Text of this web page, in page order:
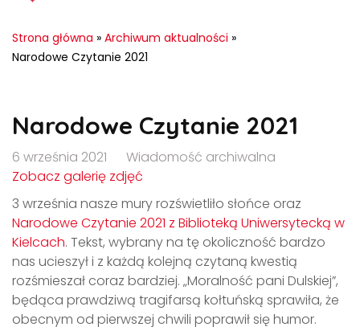
Strona główna » Archiwum aktualności »
Narodowe Czytanie 2021
Narodowe Czytanie 2021
6 września 2021
Wiadomość archiwalna
Zobacz galerię zdjęć
3 września nasze mury rozświetliło słońce oraz
Narodowe Czytanie 2021 z Biblioteką Uniwersytecką w
Kielcach. Tekst, wybrany na tę okoliczność bardzo
nas ucieszył i z każdą kolejną czytaną kwestią
rozśmieszał coraz bardziej. „Moralność pani Dulskiej”,
będąca prawdziwą tragifarsą kołtuńską sprawiła, że
obecnym od pierwszej chwili poprawił się humor.